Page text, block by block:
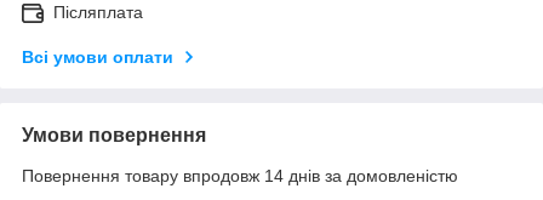
Післяплата
Всі умови оплати
Умови повернення
Повернення товару впродовж 14 днів за домовленістю